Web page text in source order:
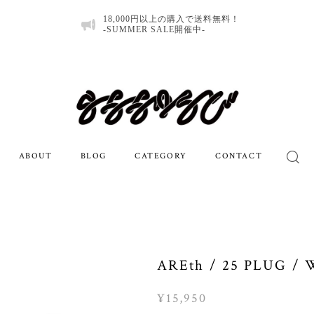
18,000円以上の購入で送料無料！
-SUMMER SALE開催中-
ABOUT BLOG CATEGORY CONTACT
AREth / 25 PLUG /
¥15,950